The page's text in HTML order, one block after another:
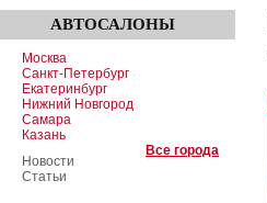
АВТОСАЛОНЫ
Москва
Санкт-Петербург
Екатеринбург
Нижний Новгород
Самара
Казань
Все города
Новости
Статьи